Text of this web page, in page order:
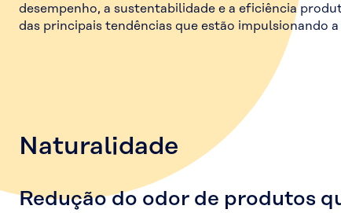
desempenho, a sustentabilidade e a eficiência
das principais tendências que estão impulsionando
Naturalidade
Redução do odor de produtos